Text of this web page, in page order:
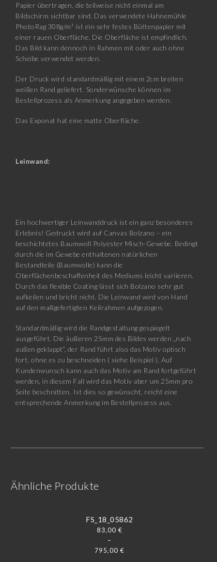
Papier übertragen, die teilweise nicht einmal am
Bildschirm sichtbar sind. Das verwendete Hahnemühle
PhotoRag 308g/m² ist ein sehr festes Büttenpapier mit
einer rauen Oberfläche. Die Oberfläche ist empfindlich.
Das Bild kann dennoch in Rahmen mit oder auch ohne
Scheibe verwendet werden.
Der Druck wird standardmäßig mit einem 2cm breiten
weißen Rand geliefert. Sonderwünsche können im
Bestellprozess als Anmerkung angegeben werden.
Das Exponat hat eine matte Oberfläche.
Leinwand:
Ein hochwertiger Leinwanddruck ist ein ganz besonderes
Erlebnis! Gedruckt wird auf Canvas Bolzano – ein
beschichtetes Baumwoll Polyester Misch-Gewebe. Bedingt
durch die im Gewebe enthaltenen natürlichen
Bestandteile (Baumwolle) kann die
Oberflächenbeschaffenheit des Mediums leicht variieren.
Durch das flexible Coating lässt sich Bolzano sehr gut
aufkeilen und bricht nicht. Die Leinwand wird von Hand
auf den maßgefertigten Keilrahmen aufgezogen.
Standardmäßig wird die Randgestaltung gespiegelt
ausgeführt. Die äußeren 25mm des Bildes werden „nach
außen geklappt“, der Rand führt also das Motiv optisch
fort, ohne es zu beschneiden ( siehe Beispiel ). Auf
Kundenwunsch kann auch das Motiv am Rand fortgeführt
werden, in diesem Fall wird das Motiv aber um 25mm pro
Seite beschnitten. Ist dies so gewünscht, reicht eine
entsprechende Anmerkung im Bestellprozess aus.
Ähnliche Produkte
FS_18_05862
83,00 €
–
795,00 €